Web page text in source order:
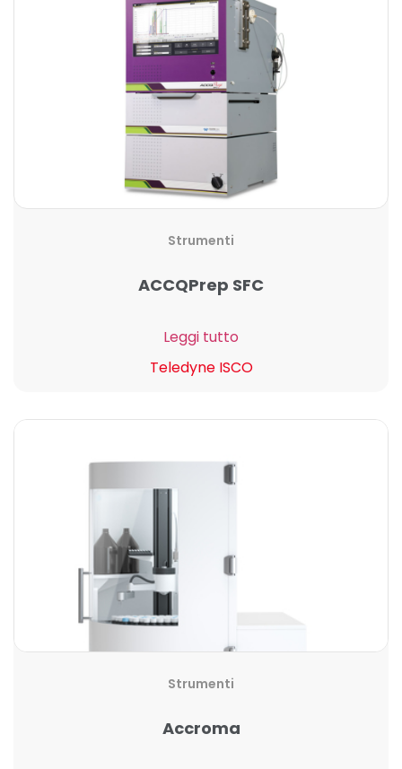
Strumenti
ACCQPrep SFC
Leggi tutto
Teledyne ISCO
Strumenti
Accroma